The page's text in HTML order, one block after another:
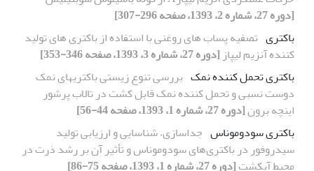
[دوره 27، شماره 2، 1393، صفحه 296-307]
باکتری تصفیه پساب های روغنی با استفاده از باکتری های تولید
کننده آنزیم لیپاز [دوره 27، شماره 3، 1393، صفحه 346-353]
باکتری تحمل کننده نمک بررسی تنوع زیستی باکتریهای نمک
دوست نسبی و تحمل کننده نمک قابل کشت در تالاب پرشور
اینچه برون[دوره 27، شماره 1، 1393، صفحه 44-56]
باکتری سودوموناس جداسازی، شناسایی و ارزیابی تولید
سیدروفور در باکتری‌های سودوموناس و تأثیر آن بر رشد ذرت در
محیط آبکشت[دوره 27، شماره 1، 1393، صفحه 75-86]